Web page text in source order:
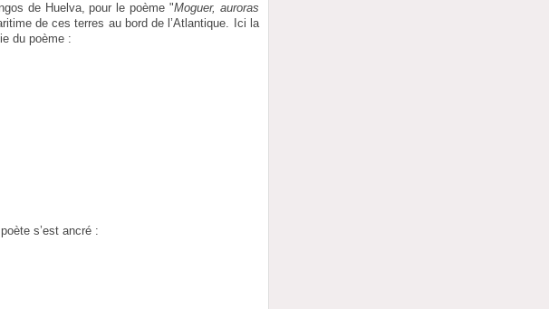
de Huelva, pour le poème "Moguer, auroras
de ces terres au bord de l’Atlantique. Ici la
du poème :
s’est ancré :